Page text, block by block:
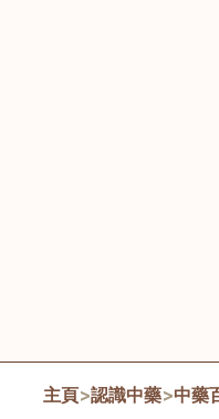
主頁>認識中藥>中藥